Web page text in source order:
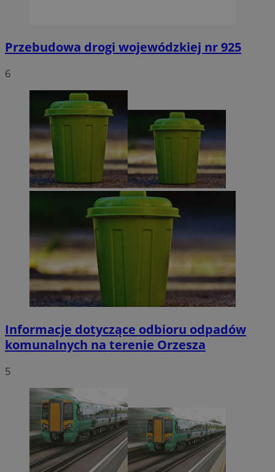
Przebudowa drogi wojewódzkiej nr 925
6
Informacje dotyczące odbioru odpadów
komunalnych na terenie Orzesza
5